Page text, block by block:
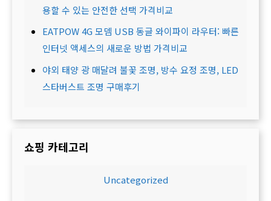
용할 수 있는 안전한 선택 가격비교
EATPOW 4G 모뎀 USB 동글 와이파이 라우터: 빠른
인터넷 액세스의 새로운 방법 가격비교
야외 태양 광 매달려 불꽃 조명, 방수 요정 조명, LED
스타버스트 조명 구매후기
쇼핑 카테고리
Uncategorized